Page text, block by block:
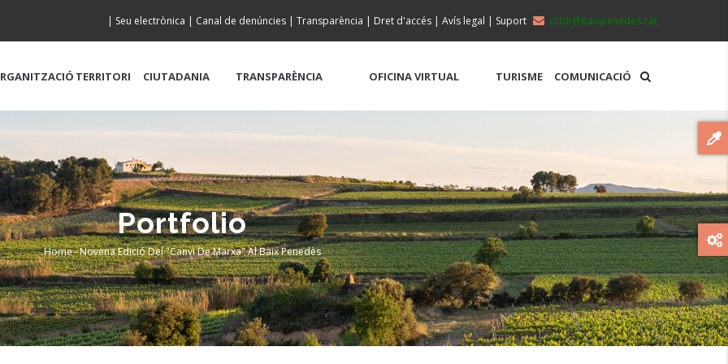
ccbp@baixpenedes.cat
| Seu electrònica | Canal de denúncies | Transparència | Dret d'accés | Avís legal | Suport
TERRITORI CIUTADANIA TRANSPARÈNCIA OFICINA VIRTUAL TURISME COMUNICACIÓ
Portfolio
Breadcrumb
Home-Novena Edició Del "Canvi De Marxa" Al Baix Penedès